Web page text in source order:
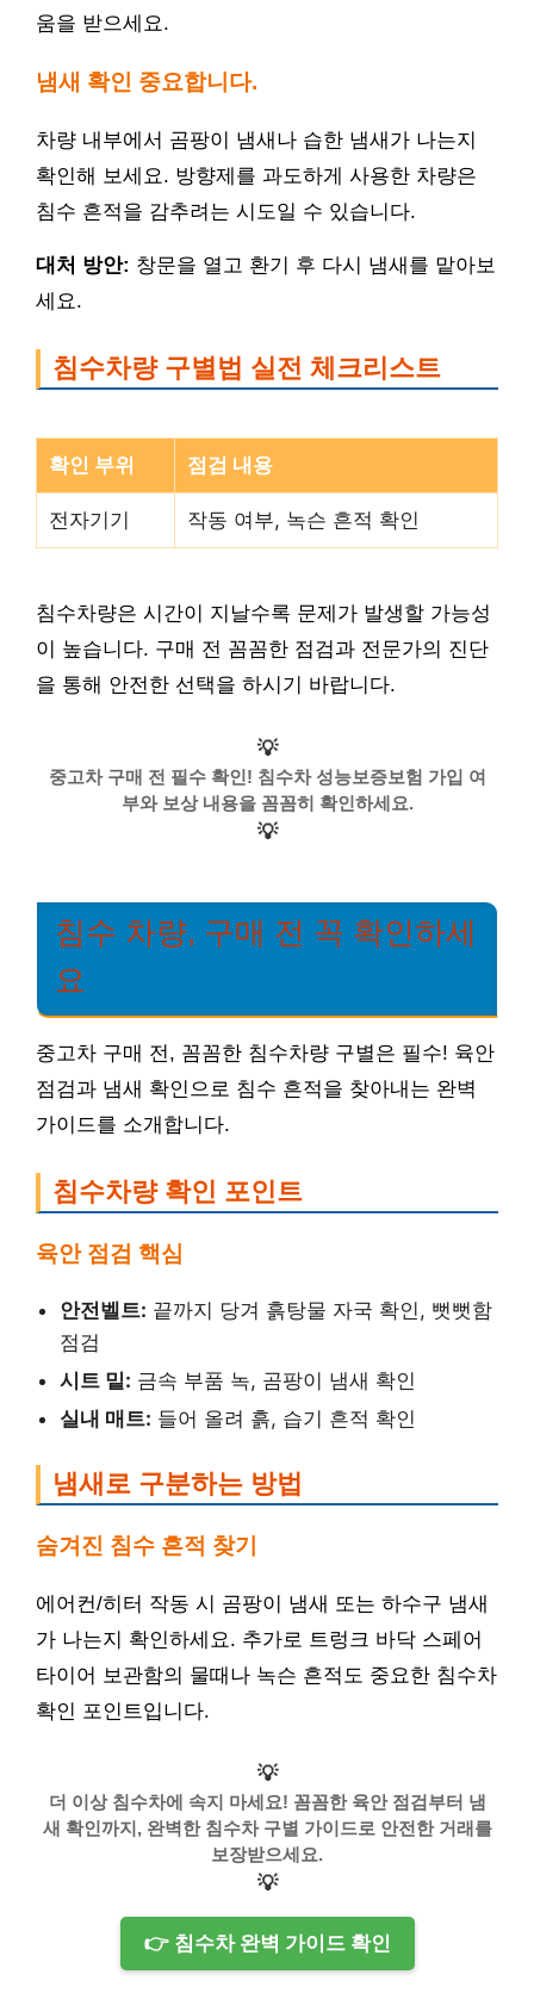
움을 받으세요.
냄새 확인 중요합니다.
차량 내부에서 곰팡이 냄새나 습한 냄새가 나는지
확인해 보세요. 방향제를 과도하게 사용한 차량은
침수 흔적을 감추려는 시도일 수 있습니다.
대처 방안: 창문을 열고 환기 후 다시 냄새를 맡아보
세요.
침수차량 구별법 실전 체크리스트
확인 부위 점검 내용
전자기기 작동 여부, 녹슨 흔적 확인
침수차량은 시간이 지날수록 문제가 발생할 가능성
이 높습니다. 구매 전 꼼꼼한 점검과 전문가의 진단
을 통해 안전한 선택을 하시기 바랍니다.
💡
중고차 구매 전 필수 확인! 침수차 성능보증보험 가입 여
부와 보상 내용을 꼼꼼히 확인하세요.
💡
침수 차량, 구매 전 꼭 확인하세
요
중고차 구매 전, 꼼꼼한 침수차량 구별은 필수! 육안
점검과 냄새 확인으로 침수 흔적을 찾아내는 완벽
가이드를 소개합니다.
침수차량 확인 포인트
육안 점검 핵심
안전벨트: 끝까지 당겨 흙탕물 자국 확인, 뻣뻣함
점검
시트 밑: 금속 부품 녹, 곰팡이 냄새 확인
실내 매트: 들어 올려 흙, 습기 흔적 확인
냄새로 구분하는 방법
숨겨진 침수 흔적 찾기
에어컨/히터 작동 시 곰팡이 냄새 또는 하수구 냄새
가 나는지 확인하세요. 추가로 트렁크 바닥 스페어
타이어 보관함의 물때나 녹슨 흔적도 중요한 침수차
확인 포인트입니다.
💡
더 이상 침수차에 속지 마세요! 꼼꼼한 육안 점검부터 냄
새 확인까지, 완벽한 침수차 구별 가이드로 안전한 거래를
보장받으세요.
💡
👉 침수차 완벽 가이드 확인